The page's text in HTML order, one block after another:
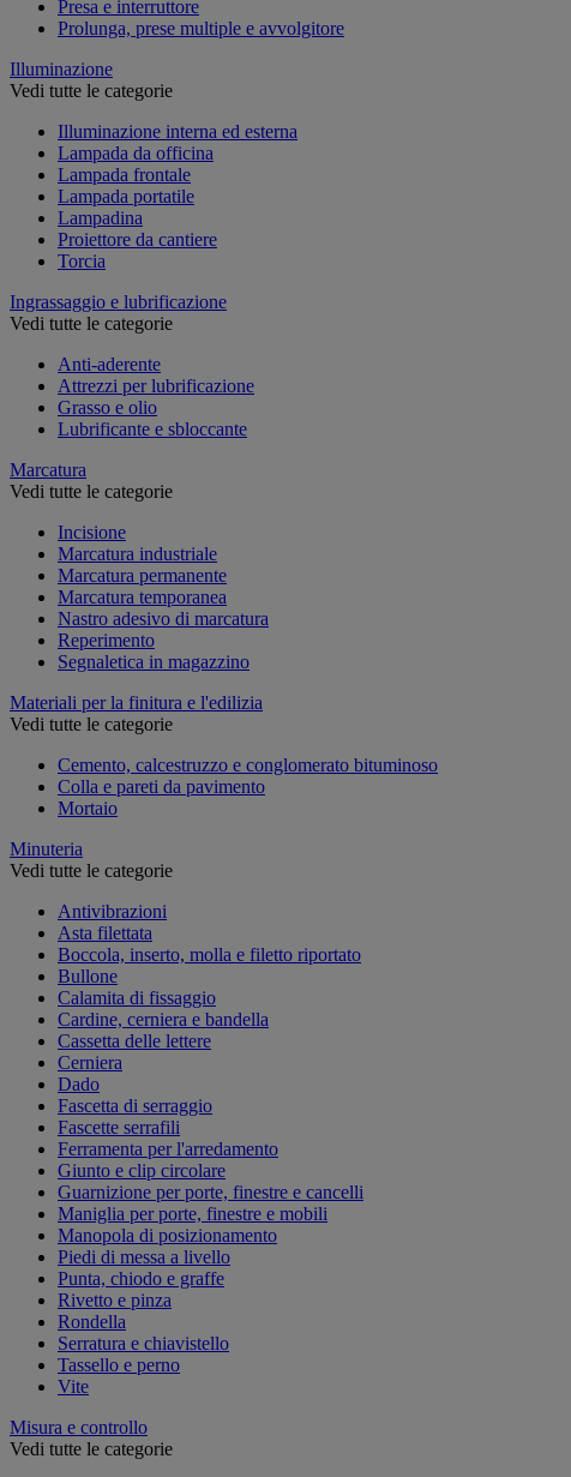
Presa e interruttore
Prolunga, prese multiple e avvolgitore
Illuminazione
Vedi tutte le categorie
Illuminazione interna ed esterna
Lampada da officina
Lampada frontale
Lampada portatile
Lampadina
Proiettore da cantiere
Torcia
Ingrassaggio e lubrificazione
Vedi tutte le categorie
Anti-aderente
Attrezzi per lubrificazione
Grasso e olio
Lubrificante e sbloccante
Marcatura
Vedi tutte le categorie
Incisione
Marcatura industriale
Marcatura permanente
Marcatura temporanea
Nastro adesivo di marcatura
Reperimento
Segnaletica in magazzino
Materiali per la finitura e l'edilizia
Vedi tutte le categorie
Cemento, calcestruzzo e conglomerato bituminoso
Colla e pareti da pavimento
Mortaio
Minuteria
Vedi tutte le categorie
Antivibrazioni
Asta filettata
Boccola, inserto, molla e filetto riportato
Bullone
Calamita di fissaggio
Cardine, cerniera e bandella
Cassetta delle lettere
Cerniera
Dado
Fascetta di serraggio
Fascette serrafili
Ferramenta per l'arredamento
Giunto e clip circolare
Guarnizione per porte, finestre e cancelli
Maniglia per porte, finestre e mobili
Manopola di posizionamento
Piedi di messa a livello
Punta, chiodo e graffe
Rivetto e pinza
Rondella
Serratura e chiavistello
Tassello e perno
Vite
Misura e controllo
Vedi tutte le categorie